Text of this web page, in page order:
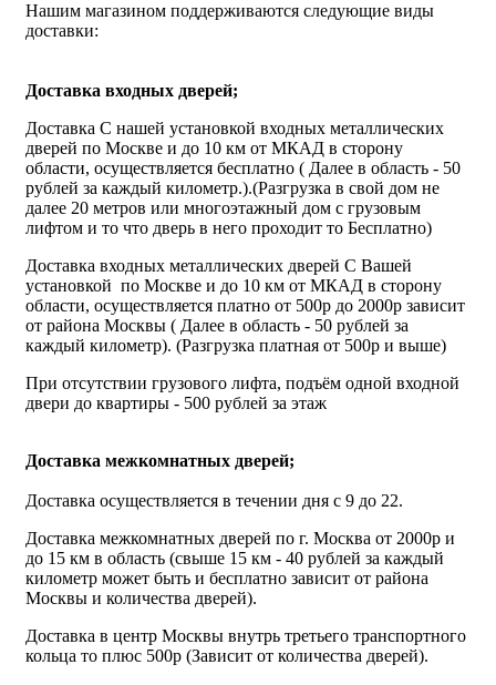
Нашим магазином поддерживаются следующие виды
доставки:
Доставка входных дверей;
Доставка С нашей установкой входных металлических
дверей по Москве и до 10 км от МКАД в сторону
области, осуществляется бесплатно ( Далее в область - 50
рублей за каждый километр.).(Разгрузка в свой дом не
далее 20 метров или многоэтажный дом с грузовым
лифтом и то что дверь в него проходит то Бесплатно)
Доставка входных металлических дверей С Вашей
установкой по Москве и до 10 км от МКАД в сторону
области, осуществляется платно от 500р до 2000р зависит
от района Москвы ( Далее в область - 50 рублей за
каждый километр). (Разгрузка платная от 500р и выше)
При отсутствии грузового лифта, подъём одной входной
двери до квартиры - 500 рублей за этаж
Доставка межкомнатных дверей;
Доставка осуществляется в течении дня с 9 до 22.
Доставка межкомнатных дверей по г. Москва от 2000р и
до 15 км в область (свыше 15 км - 40 рублей за каждый
километр может быть и бесплатно зависит от района
Москвы и количества дверей).
Доставка в центр Москвы внутрь третьего транспортного
кольца то плюс 500р (Зависит от количества дверей).